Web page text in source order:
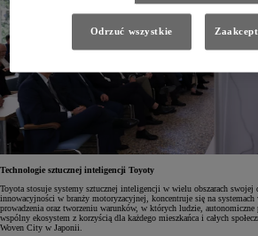
Technologie sztucznej inteligencji Toyoty
Toyota stosuje systemy sztucznej inteligencji w wielu obszarach swojej
innowacyjności w branży motoryzacyjnej, koncentruje się na
prowadzenia oraz tworzeniu warunków, w których ludzie,
wspólny ekosystem z korzyścią dla każdego mieszkańca i całych
Woven City w Japonii.
Odrzuć wszystkie